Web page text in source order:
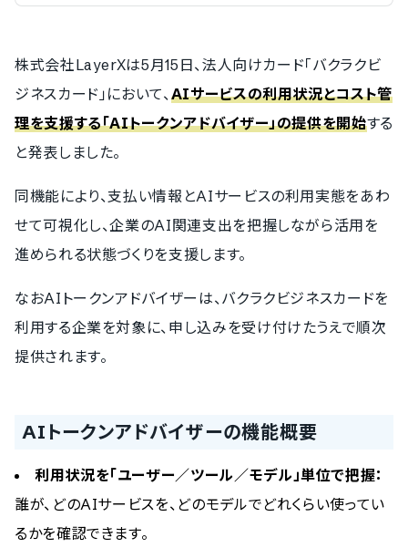
株式会社LayerXは5月15日、法人向けカード「バクラクビ
ジネスカード」において、AIサービスの利用状況とコスト管
理を支援する「AIトークンアドバイザー」の提供を開始する
と発表しました。
同機能により、支払い情報とAIサービスの利用実態をあわ
せて可視化し、企業のAI関連支出を把握しながら活用を
進められる状態づくりを支援します。
なおAIトークンアドバイザーは、バクラクビジネスカードを
利用する企業を対象に、申し込みを受け付けたうえで順次
提供されます。
AIトークンアドバイザーの機能概要
利用状況を「ユーザー／ツール／モデル」単位で把握：
誰が、どのAIサービスを、どのモデルでどれくらい使ってい
るかを確認できます。